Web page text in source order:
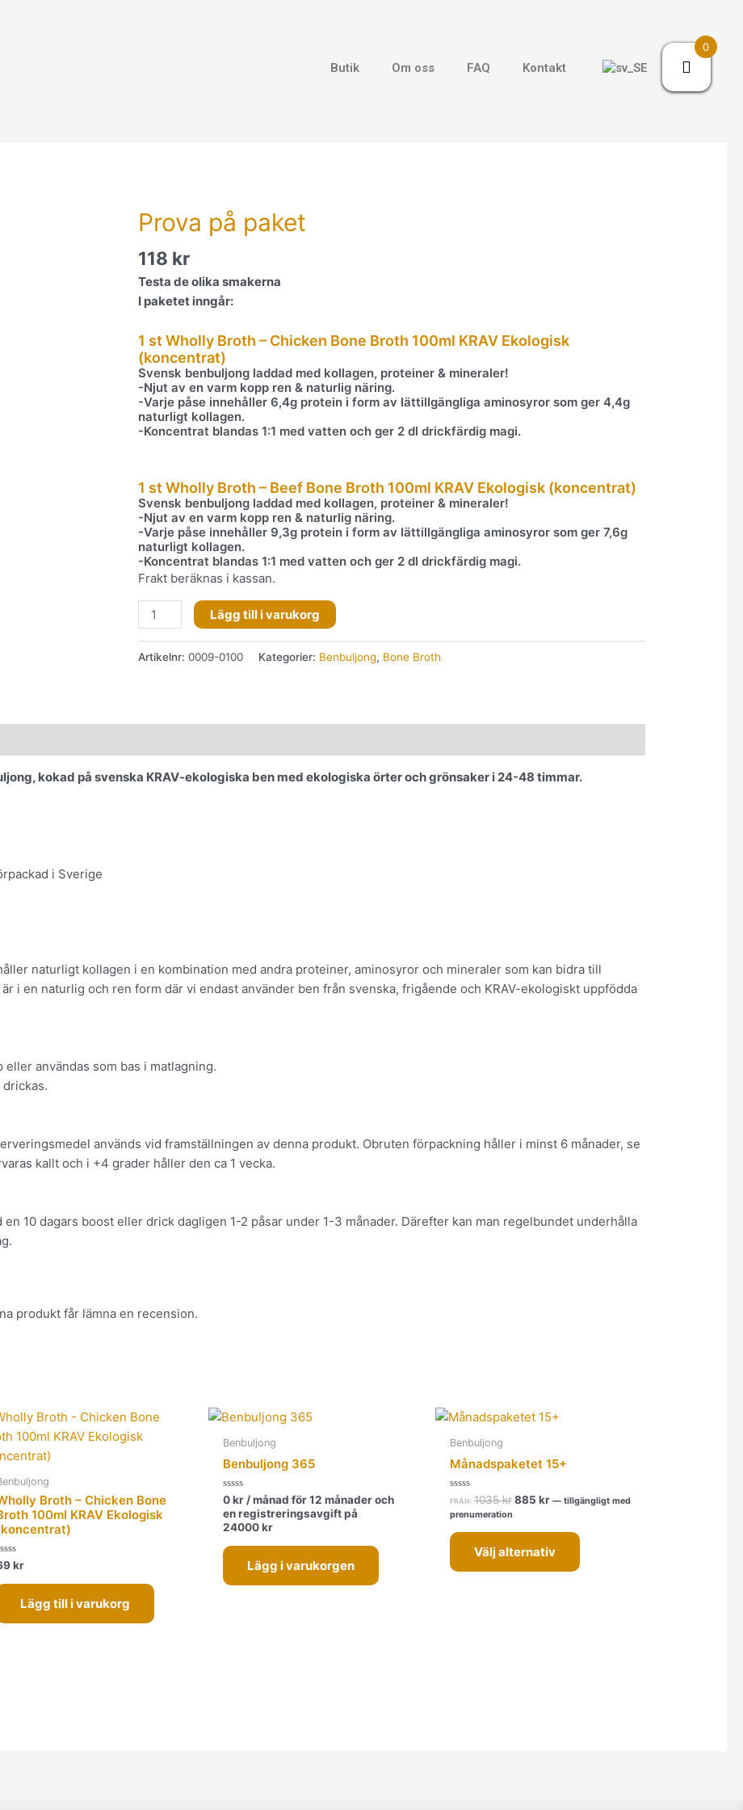
Butik Om oss FAQ Kontakt
Prova på paket
118 kr
Testa de olika smakerna
I paketet inngår:
1 st Wholly Broth – Chicken Bone Broth 100ml KRAV Ekologisk
(koncentrat)
Svensk benbuljong laddad med kollagen, proteiner & mineraler!
-Njut av en varm kopp ren & naturlig näring.
-Varje påse innehåller 6,4g protein i form av lättillgängliga aminosyror som ger 4,4g
naturligt kollagen.
-Koncentrat blandas 1:1 med vatten och ger 2 dl drickfärdig magi.
1 st Wholly Broth – Beef Bone Broth 100ml KRAV Ekologisk (koncentrat)
Svensk benbuljong laddad med kollagen, proteiner & mineraler!
-Njut av en varm kopp ren & naturlig näring.
-Varje påse innehåller 9,3g protein i form av lättillgängliga aminosyror som ger 7,6g
naturligt kollagen.
-Koncentrat blandas 1:1 med vatten och ger 2 dl drickfärdig magi.
Frakt beräknas i kassan.
Lägg till i varukorg
Artikelnr: 0009-0100 Kategorier: Benbuljong, Bone Broth
kokad på svenska KRAV-ekologiska ben med ekologiska örter och grönsaker i 24-48 timmar.
i Sverige
naturligt kollagen i en kombination med andra proteiner, aminosyror och mineraler som kan bidra till
i en naturlig och ren form där vi endast använder ben från svenska, frigående och KRAV-ekologiskt uppfödda
användas som bas i matlagning.
drickas.
används vid framställningen av denna produkt. Obruten förpackning håller i minst 6 månader, se
kallt och i +4 grader håller den ca 1 vecka.
10 dagars boost eller drick dagligen 1-2 påsar under 1-3 månader. Därefter kan man regelbundet underhålla
produkt får lämna en recension.
Broth – Chicken Bone
100ml KRAV Ekologisk
kr
Lägg till i varukorg
Benbuljong
Benbuljong 365
Betygsatt
0
av
5
0kr / månad för 12 månader och
en registreringsavgift på
24000kr
Lägg i varukorgen
Benbuljong
Månadspaketet 15+
Betygsatt
av
FRÅN: 1035kr885 kr —tillgängligt med
prenumeration
Välj alternativ
0